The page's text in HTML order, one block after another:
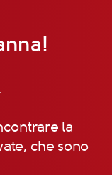
la
che sono